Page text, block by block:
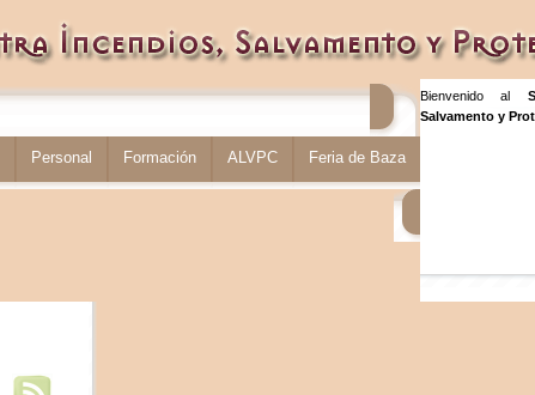
Personal Formación ALVPC Feria de Baza
Bienvenido al
Salvamento y